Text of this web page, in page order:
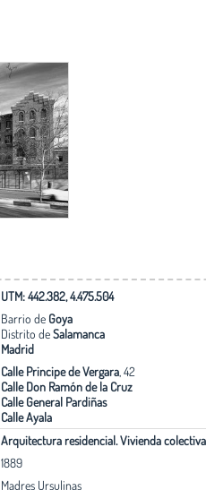
UTM: 442.382, 4.475.504
Barrio de Goya
Distrito deSalamanca
Madrid
Calle Principe de Vergara, 42
Calle Don Ramón de la Cruz
Calle General Pardiñas
Calle Ayala
Arquitectura residencial. Vivienda colectiva
1889
Madres Ursulinas